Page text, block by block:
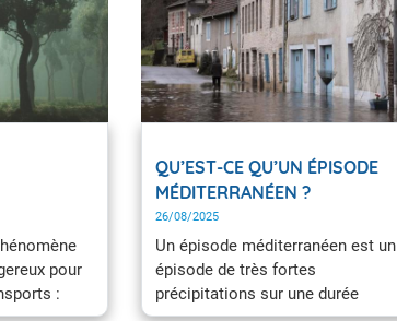
pour
:
QU’EST-CE QU’UN ÉPISODE
MÉDITERRANÉEN ?
26/08/2025
Un épisode méditerranéen est un
épisode de très fortes
précipitations sur une durée